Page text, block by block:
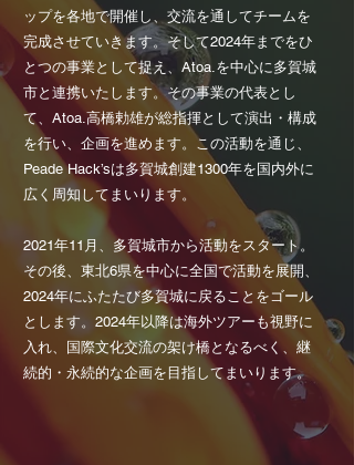
ップを各地で開催し、交流を通してチームを
完成させていきます。そして2024年までをひ
とつの事業として捉え、Atoa.を中心に多賀城
市と連携いたします。その事業の代表とし
て、Atoa.高橋勅雄が総指揮として演出・構成
を行い、企画を進めます。 この活動を通じ、
Peade Hack’sは多賀城創建1300年を国内外に
広く周知してまいります。
​2021年11月、多賀城市から活動をスタート。
その後、東北6県を中心に全国で活動を展開、
2024年にふたたび多賀城に戻ることをゴール
とします。2024年以降は海外ツアーも視野に
入れ、国際文化交流の架け橋となるべく、継
続的・永続的な企画を目指してまいります。